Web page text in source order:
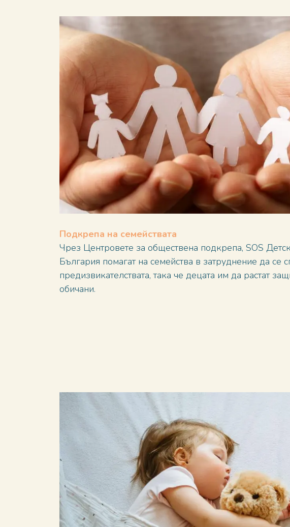
Подкрепа на семействата
Чрез Центровете за обществена подкрепа, SOS
България помагат на семейства в затруднение да се
предизвикателствата, така че децата им да растат
обичани.